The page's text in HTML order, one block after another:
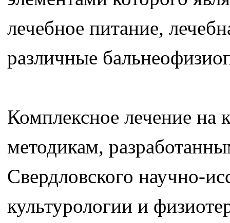
лечебное питание,
различные
Комплексное лечение на
методикам,
Свердловского научно-
культурологии и